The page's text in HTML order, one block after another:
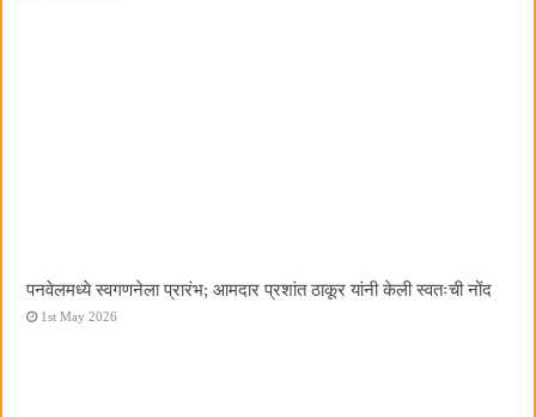
पनवेलमध्ये स्वगणनेला प्रारंभ; आमदार प्रशांत ठाकूर यांनी केली स्वतःची नोंद
1st May 2026